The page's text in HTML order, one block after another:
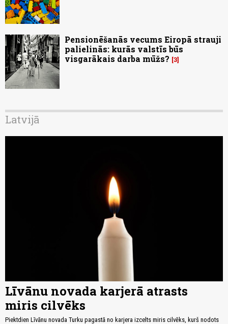
Pensionēšanās vecums Eiropā strauji
palielinās: kurās valstīs būs
visgarākais darba mūžs? 3
Latvijā
Līvānu novada karjerā atrasts
miris cilvēks
Piektdien Līvānu novada Turku pagastā no karjera izcelts miris cilvēks, kurš nodots